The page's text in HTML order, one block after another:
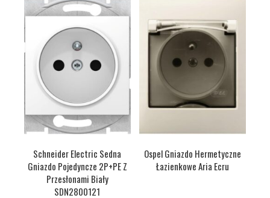
Schneider Electric Sedna
Gniazdo Pojedyncze 2P+PE Z
Przesłonami Biały
SDN2800121
Ospel Gniazdo Hermetyczne
Łazienkowe Aria Ecru